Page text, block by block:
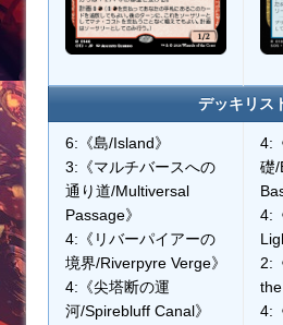
デッキリス
6:《島/Island》
3:《マルチバースへの
通り道/Multiversal
Passage》
4:《リバーパイアーの
境界/Riverpyre Verge》
4:《尖塔断の運
河/Spirebluff Canal》
4:
礎/
4:
2:
4: